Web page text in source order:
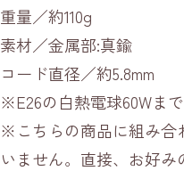
重量／約110g
素材／金属部:真鍮
コード直径／約5.8mm
※E26の白熱電球60Wまで
※こちらの商品に組み合
いません。直接、お好